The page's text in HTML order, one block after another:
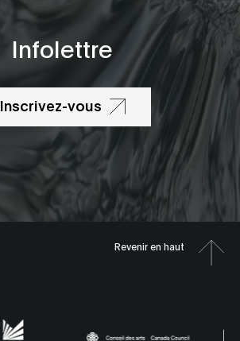
Infolettre
Inscrivez-vous
Revenir en haut